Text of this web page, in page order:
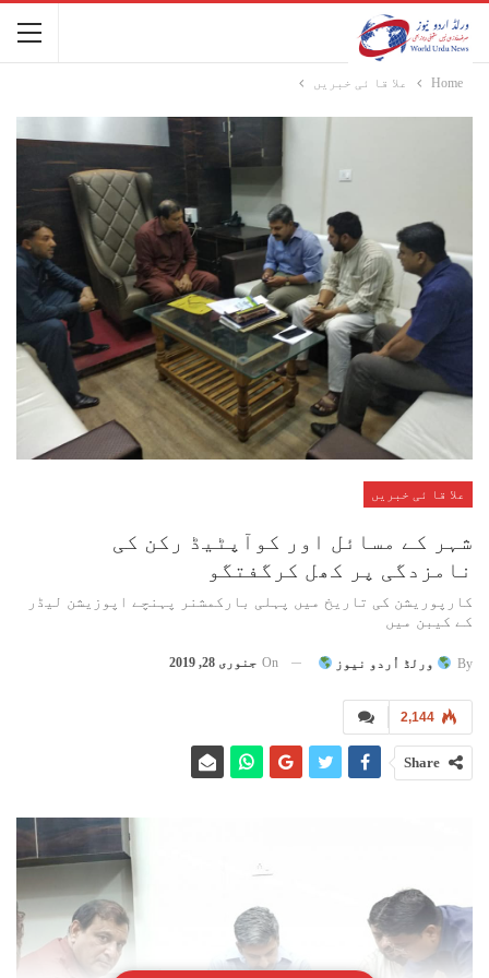
Home علا قا ئی خبریں
علا قا ئی خبریں
شہر کے مسائل اور کوآپٹیڈ رکن کی
نامزدگی پر کھل کرگفتگو
کارپوریشن کی تاریخ میں پہلی بارکمشنر پہنچے اپوزیشن لیڈر
کے کیبن میں
By ورلڈ اُردو نیوز On جنوری 28, 2019
2,144
Share